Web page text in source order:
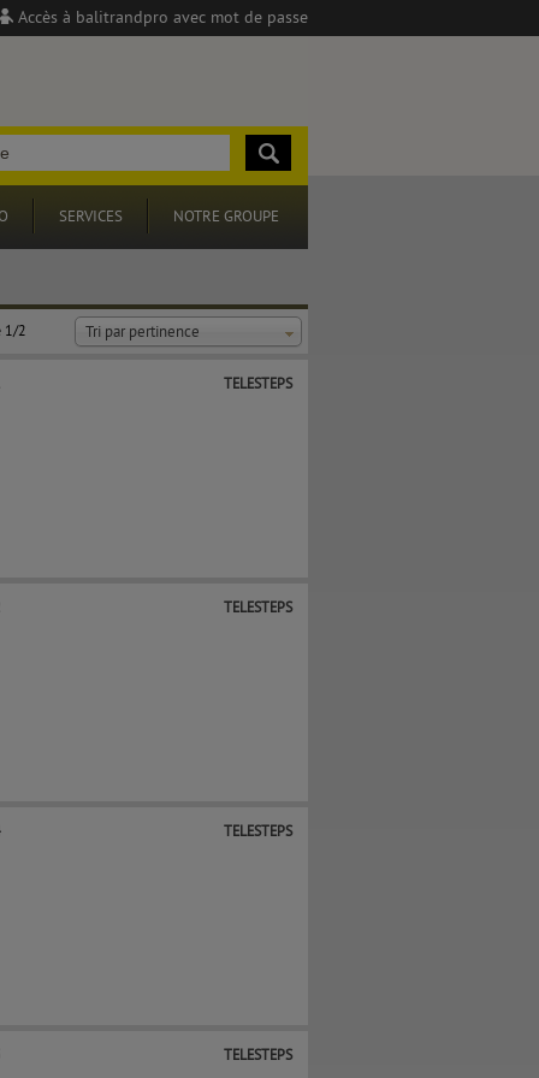
Accès à balitrandpro avec mot de passe
SERVICES NOTRE GROUPE
1/2 Tri par pertinence
TELESTEPS
TELESTEPS
TELESTEPS
TELESTEPS